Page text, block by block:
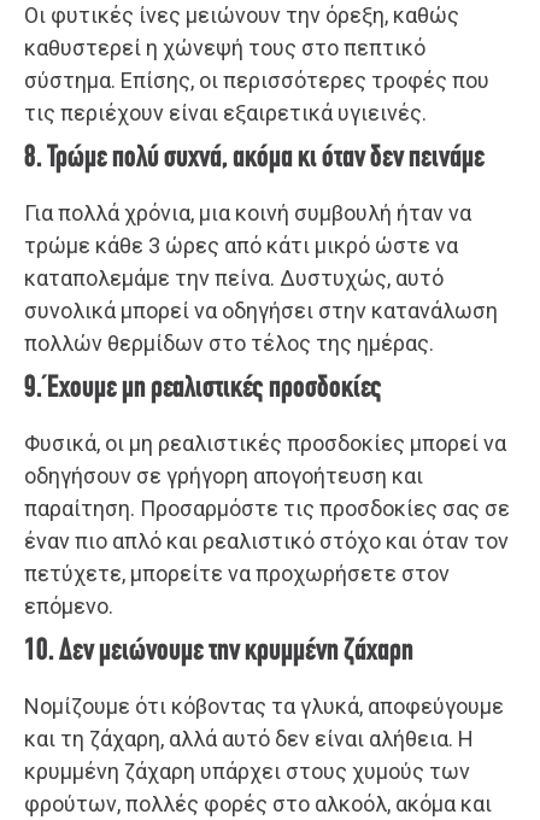
Οι φυτικές ίνες μειώνουν την όρεξη, καθώς
καθυστερεί η χώνεψή τους στο πεπτικό
σύστημα. Επίσης, οι περισσότερες τροφές που
τις περιέχουν είναι εξαιρετικά υγιεινές.
8. Τρώμε πολύ συχνά, ακόμα κι όταν δεν πεινάμε
Για πολλά χρόνια, μια κοινή συμβουλή ήταν να
τρώμε κάθε 3 ώρες από κάτι μικρό ώστε να
καταπολεμάμε την πείνα. Δυστυχώς, αυτό
συνολικά μπορεί να οδηγήσει στην κατανάλωση
πολλών θερμίδων στο τέλος της ημέρας.
9. Έχουμε μη ρεαλιστικές προσδοκίες
Φυσικά, οι μη ρεαλιστικές προσδοκίες μπορεί να
οδηγήσουν σε γρήγορη απογοήτευση και
παραίτηση. Προσαρμόστε τις προσδοκίες σας σε
έναν πιο απλό και ρεαλιστικό στόχο και όταν τον
πετύχετε, μπορείτε να προχωρήσετε στον
επόμενο.
10. Δεν μειώνουμε την κρυμμένη ζάχαρη
Νομίζουμε ότι κόβοντας τα γλυκά, αποφεύγουμε
και τη ζάχαρη, αλλά αυτό δεν είναι αλήθεια. Η
κρυμμένη ζάχαρη υπάρχει στους χυμούς των
φρούτων, πολλές φορές στο αλκοόλ, ακόμα και